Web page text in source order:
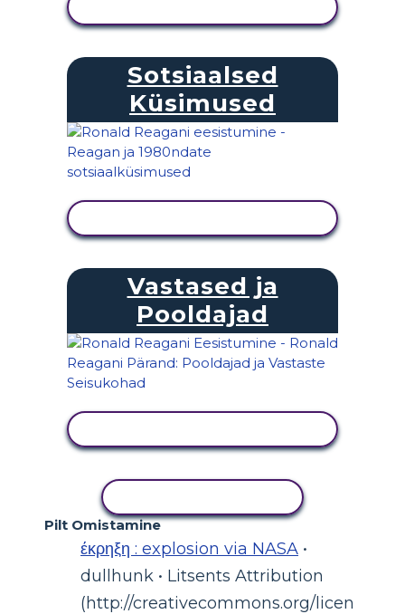
Sotsiaalsed
Küsimused
Vastased ja
Pooldajad
Pilt Omistamine
έκρηξη : explosion via NASA •
dullhunk • Litsents Attribution
(http://creativecommons.org/licen